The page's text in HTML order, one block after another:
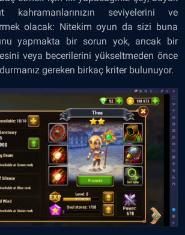
kahramanlarınızın seviyelerini ve
olacak: Nitekim oyun da sizi buna
yapmakta bir sorun yok, ancak bir
veya becerilerini yükseltmeden önce
gereken birkaç kriter bulunuyor.